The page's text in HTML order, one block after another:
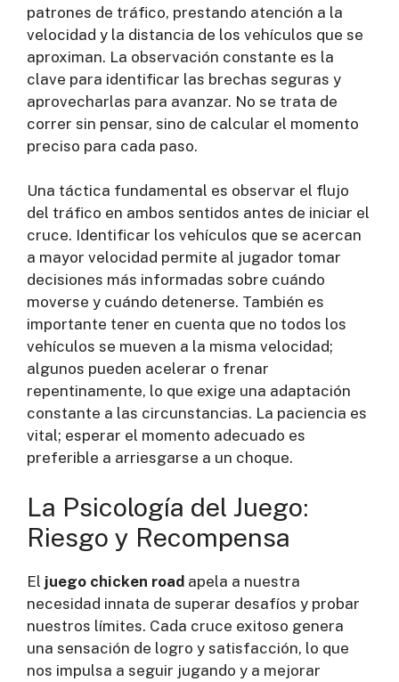
patrones de tráfico, prestando atención a la
velocidad y la distancia de los vehículos que se
aproximan. La observación constante es la
clave para identificar las brechas seguras y
aprovecharlas para avanzar. No se trata de
correr sin pensar, sino de calcular el momento
preciso para cada paso.
Una táctica fundamental es observar el flujo
del tráfico en ambos sentidos antes de iniciar el
cruce. Identificar los vehículos que se acercan
a mayor velocidad permite al jugador tomar
decisiones más informadas sobre cuándo
moverse y cuándo detenerse. También es
importante tener en cuenta que no todos los
vehículos se mueven a la misma velocidad;
algunos pueden acelerar o frenar
repentinamente, lo que exige una adaptación
constante a las circunstancias. La paciencia es
vital; esperar el momento adecuado es
preferible a arriesgarse a un choque.
La Psicología del Juego:
Riesgo y Recompensa
El juego chicken road apela a nuestra
necesidad innata de superar desafíos y probar
nuestros límites. Cada cruce exitoso genera
una sensación de logro y satisfacción, lo que
nos impulsa a seguir jugando y a mejorar